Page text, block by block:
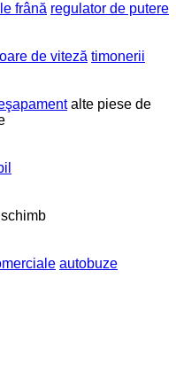
frână regulator de putere
de viteză timonerii
alte piese de
autobuze